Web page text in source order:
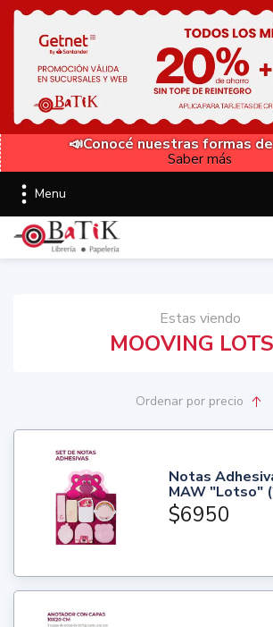
📣Conocé nuestras formas
Saber más
Menu
Estas viendo
MOOVING
Ordenarpor precio
Notas
MAW "Lotso"
$6950